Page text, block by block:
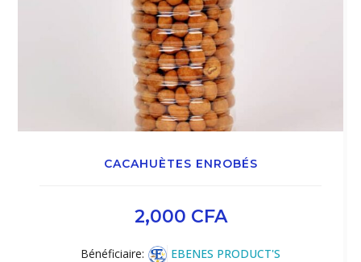
CACAHUÈTES ENROBÉS
2,000 CFA
Bénéficiaire: EBENES PRODUCT'S